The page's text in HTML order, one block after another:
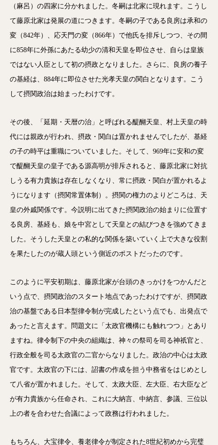
（麻呂）の四家に分かれました。冬嗣は北家に現れます。こうし
て藤原北家は発展の道につきます。冬嗣の子である良房は承和の
変（842年）、応天門の変（866年）で他氏を排斥しつつ、その間
に858年に外孫にあたる幼少の清和天皇を即位させ、自らは皇族
ではない人臣として初の摂政となりました。さらに、良房の養子
の基経は、884年に即位させた光孝天皇の関白となります。こう
して摂関政治は始まったわけです。
その後、「延期・天暦の治」と呼ばれる醍醐天皇、村上天皇の時
代には親政が行われ、摂政・関白は置かれませんでしたが、基経
の子の時平は重職についていました。そして、969年に安和の変
で醍醐天皇の皇子である源高明が排斥されると、藤原北家に対抗
しうる有力貴族は存在しなくなり、常に摂政・関白が置かれるよ
うになります（摂関常置体制）。摂関の権力のよりどころは、天
皇の外戚関係です。今説明に出てきた摂関政治の始まりに位置す
る良房、基経も、娘を中宮として天皇との結びつきを強めてきま
した。そうした天皇との私的な関係を築いていく上で大きな役割
を果たしたのが蔵人頭という側近のポストだったのです。
このように平安初期は、藤原北家が台頭のきっかけをつかんだと
いう点で、摂関政治のスタート地点であったわけですが、摂関政
治の基盤である日本型律令制が完成したという点でも、出発点で
あったと言えます。問題文に「太政官機構にも触れつつ」とあり
ますね。律令制下の中央の組織は、神々の祭司を司る神祇官と、
行政全般を司る太政官の二官からなりました。政治の中心は太政
官です。太政官の下には、詔書の作成を担う中務省をはじめとし
て八省が置かれました。そして、太政大臣、左大臣、右大臣など
が有力貴族から任命され、これに大納言、中納言、参議、三位以
上の者を合わせた合議によって政務は行われました。
もちろん、大宝律令、養老律令が制定された8世紀初めから完璧